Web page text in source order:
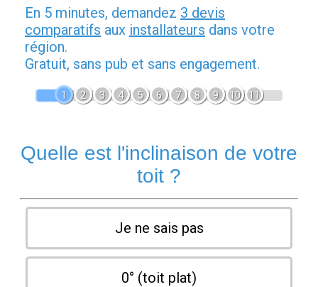
En 5 minutes, demandez 3 devis
comparatifs aux installateurs dans votre
région.
Gratuit, sans pub et sans engagement.
1 2 3 4 5 6 7 8 9 10 11
Quelle est l'inclinaison de votre
toit ?
Je ne sais pas
0° (toit plat)